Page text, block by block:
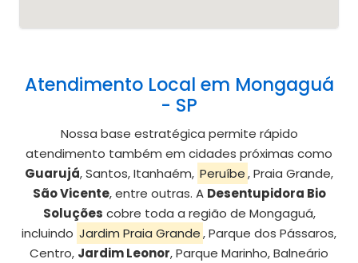
Atendimento Local em Mongaguá
- SP
Nossa base estratégica permite rápido
atendimento também em cidades próximas como
Guarujá, Santos, Itanhaém, Peruíbe, Praia Grande,
São Vicente, entre outras. A Desentupidora Bio
Soluções cobre toda a região de Mongaguá,
incluindo Jardim Praia Grande, Parque dos Pássaros,
Centro, Jardim Leonor, Parque Marinho, Balneário